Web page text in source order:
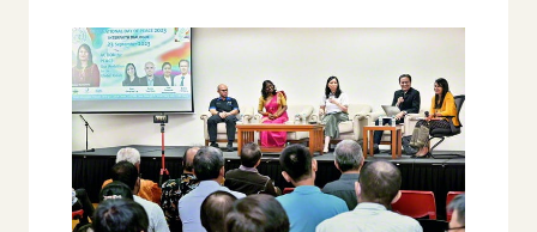
日蓮大聖人の仏法（教学入門）
釈尊～法華経
日蓮大聖人
創価学会の三代会長
初代会長・牧口常三郎先生
仏法を学ぶ
仏法を語る
主な行事
年間の活動について
友人葬
核兵器の廃絶に向け連帯を拡大
「人権文化」「ジェンダー平等」を促進
「持続可能な開発目標（SDGs）」の取り組み
人道支援
音楽活動
世界の創価学会
各国ウェブサイト
世界の創価学会の歴史
基本情報
創価学会 会憲
創価学会 会則
会員サポート